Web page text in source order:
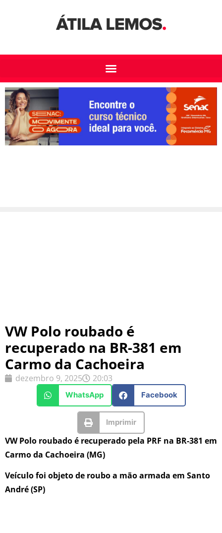
VW Polo roubado é
recuperado na BR-381 em
Carmo da Cachoeira
dezembro 9, 2025 20:03
WhatsApp Facebook
Imprimir
VW Polo roubado é recuperado pela PRF na BR-381 em
Carmo da Cachoeira (MG)
Veículo foi objeto de roubo a mão armada em Santo
André (SP)